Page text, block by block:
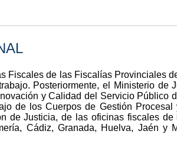
Fiscales de las Fiscalías Provinciales
Posteriormente, el Ministerio de
y Calidad del Servicio Público
de los Cuerpos de Gestión Procesal
de Justicia, de las oficinas fiscales
Cádiz, Granada, Huelva, Jaén y